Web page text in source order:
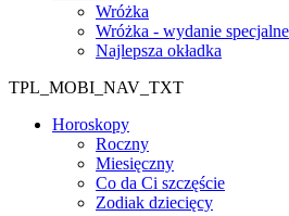
Wróżka
Wróżka - wydanie specjalne
Najlepsza okładka
TPL_MOBI_NAV_TXT
Horoskopy
Roczny
Miesięczny
Co da Ci szczęście
Zodiak dziecięcy